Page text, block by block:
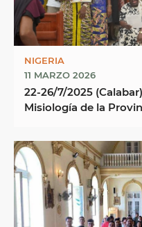
NIGERIA
11 MARZO 2026
22-26/7/2025
Misiología de la